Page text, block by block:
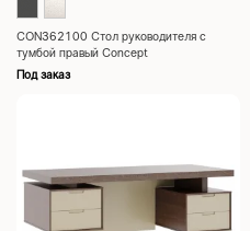
CON362100 Стол руководителя с
тумбой правый Concept
2200x1000x760
Под заказ